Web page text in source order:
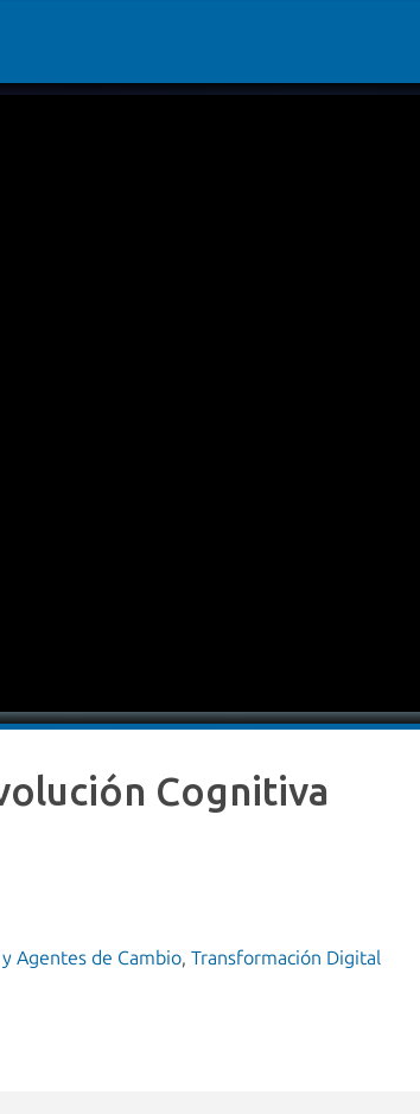
Cognitiva
Agentes de Cambio, Transformación Digital